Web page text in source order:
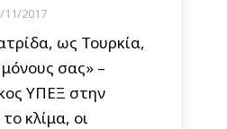
11/2017
ως Τουρκία,
σας» –
ΥΠΕΞ στην
κλίμα, οι